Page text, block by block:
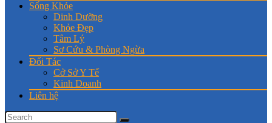
Sống Khỏe
Dinh Dưỡng
Khỏe Đẹp
Tâm Lý
Sơ Cứu & Phòng Ngừa
Đối Tác
Cở Sở Y Tế
Kinh Doanh
Liên hệ